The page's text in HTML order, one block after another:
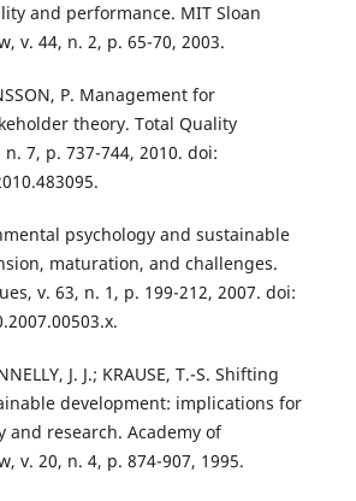
and performance. MIT Sloan
v. 44, n. 2, p. 65-70, 2003.
P. Management for
theory. Total Quality
7, p. 737-744, 2010. doi:
psychology and sustainable
maturation, and challenges.
v. 63, n. 1, p. 199-212, 2007. doi:
J. J.; KRAUSE, T.-S. Shifting
development: implications for
and research. Academy of
v. 20, n. 4, p. 874-907, 1995.